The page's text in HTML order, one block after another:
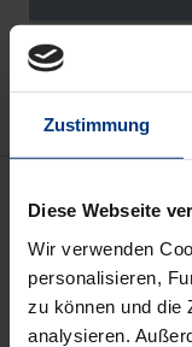
Zustimmung
Diese Webseite
Wir verwenden
personalisieren,
zu können und die
analysieren.
Delivery cost notice
Kaum ein
letzten Jahren so
Flüchtlingsrecht.